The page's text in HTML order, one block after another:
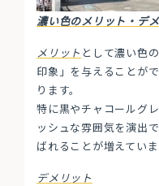
濃い色のメリット・デ
メリット として濃い色
印象」を与えることが
ります。
特に黒やチャコールグ
ッシュな雰囲気を演出
ばれることが増えていま
デメリット